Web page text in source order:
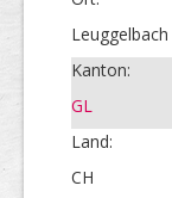
Leuggelbach
Kanton:
GL
Land:
CH